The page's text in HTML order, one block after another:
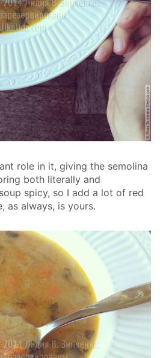
role in it, giving the semolina
both literally and
spicy, so I add a lot of red
as always, is yours.